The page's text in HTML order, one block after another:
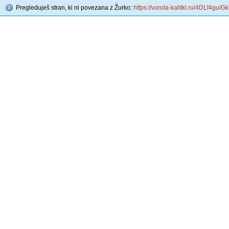
Pregleduješ stran, ki ni povezana z Žurko: https://vorota-kalitki.ru/4DLf4gu/